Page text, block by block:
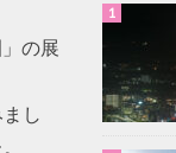
の展
し